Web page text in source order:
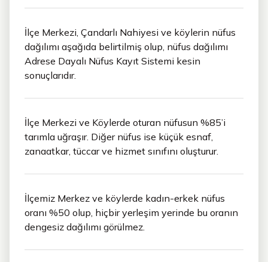
İlçe Merkezi, Çandarlı Nahiyesi ve köylerin nüfus
dağılımı aşağıda belirtilmiş olup, nüfus dağılımı
Adrese Dayalı Nüfus Kayıt Sistemi kesin
sonuçlarıdır.
İlçe Merkezi ve Köylerde oturan nüfusun %85’i
tarımla uğraşır. Diğer nüfus ise küçük esnaf,
zanaatkar, tüccar ve hizmet sınıfını oluşturur.
İlçemiz Merkez ve köylerde kadın-erkek nüfus
oranı %50 olup, hiçbir yerleşim yerinde bu oranın
dengesiz dağılımı görülmez.